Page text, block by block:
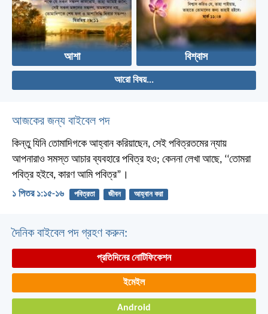
আশা বিশ্বাস
আরো বিষয়...
আজকের জন্য বাইবেল পদ
কিন্তু যিনি তোমাদিগকে আহ্বান করিয়াছেন, সেই পবিত্রতমের ন্যায়
আপনারাও সমস্ত আচার ব্যবহারে পবিত্র হও; কেননা লেখা আছে, ‘‘তোমরা
পবিত্র হইবে, কারণ আমি পবিত্র”।
১ পিতর ১:১৫-১৬ পবিত্রতা জীবন আহ্বান করা
দৈনিক বাইবেল পদ গ্রহণ করুন:
প্রতিদিনের নোটিফিকেশন
ইমেইল
Android